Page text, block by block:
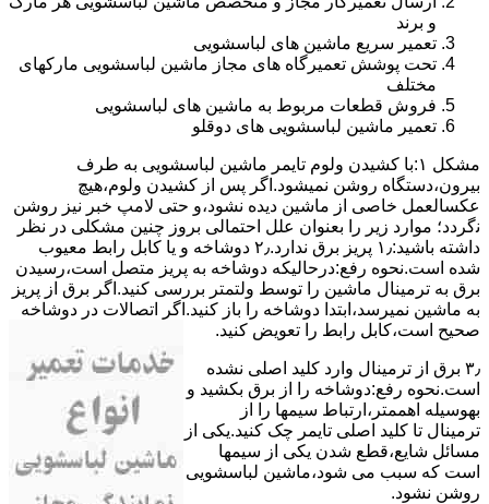
و برند
تعمیر سریع ماشین های لباسشویی
تحت پوشش تعمیرگاه های مجاز ماشین لباسشویی مارکهای
مختلف
فروش قطعات مربوط به ماشین های لباسشویی
تعمیر ماشین لباسشویی های دوقلو
مشکل ۱:ﺑﺎ ﮐﺸﯿﺪن وﻟﻮم ﺗﺎﯾﻤﺮ ماشین لباسشویی به طرف
ﺑﯿﺮون،دستگاه روﺷﻦ نمیشود.اﮔﺮ ﭘﺲ از ﮐﺸﯿﺪن وﻟﻮم،ﻫﯿﭻ
عکسالعمل ﺧﺎﺻﯽ از ﻣﺎﺷﯿﻦ دﯾﺪه نشود،و حتی ﻻﻣﭗ ﺧﺒﺮ ﻧﯿﺰ روﺷﻦ
ﻧگردد؛ موارد زیر را بعنوان ﻋﻠﻞ احتمالی بروز چنین مشکلی در نظر
داشته باشید:۱٫ ﭘﺮﯾﺰ ﺑﺮق ﻧﺪارد.۲٫ دوﺷﺎﺧﻪ و ﯾﺎ ﮐﺎﺑﻞ راﺑﻂ ﻣﻌﯿﻮب
ﺷﺪه است.نحوه رفع:درحالیکه دوﺷﺎﺧﻪ ﺑﻪ ﭘﺮﯾﺰ ﻣﺘﺼﻞ اﺳﺖ،رﺳﯿﺪن
ﺑﺮق ﺑﻪ ﺗﺮﻣﯿﻨﺎل ﻣﺎﺷﯿﻦ را ﺗﻮﺳﻂ ولتمتر بررسی ﮐﻨﯿﺪ.اﮔﺮ ﺑﺮق از ﭘﺮﯾﺰ
ﺑﻪ ﻣﺎﺷﯿﻦ نمیرسد،اﺑﺘﺪا دوشاخه را باز کنید.اﮔﺮ اﺗﺼﺎﻻت در دوشاخه
ﺻﺤﯿﺢ اﺳﺖ،ﮐﺎﺑﻞ راﺑﻂ را ﺗﻌﻮﯾﺾ کنید.
۳٫ ﺑﺮق از ﺗﺮﻣﯿﻨﺎل وارد ﮐﻠﯿﺪ اﺻﻠﯽ ﻧﺸﺪه
است.نحوه رﻓﻊ:دوشاخه را از ﺑﺮق بکشید و
بهوسیله اهممتر،ارﺗﺒﺎط سیمها را از
ﺗﺮﻣﯿﻨﺎل ﺗﺎ ﮐﻠﯿﺪ اﺻﻠﯽ ﺗﺎﯾﻤﺮ چک کنید.یکی از
مسائل شایع،ﻗﻄﻊ شدن ﯾﮑﯽ از سیمها
است که سبب می شود،ﻣﺎﺷﯿﻦ لباسشویی
روﺷﻦ نشود.